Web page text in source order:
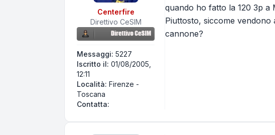
Centerfire
Direttivo CeSIM
Messaggi: 5227
Iscritto il: 01/08/2005,
12:11
Località: Firenze -
Toscana
Contatta:
quando ho fatto la 120 3p a
Piuttosto, siccome
cannone?